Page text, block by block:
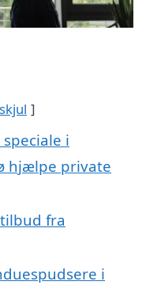
skjul
i
hjælpe private
fra
i